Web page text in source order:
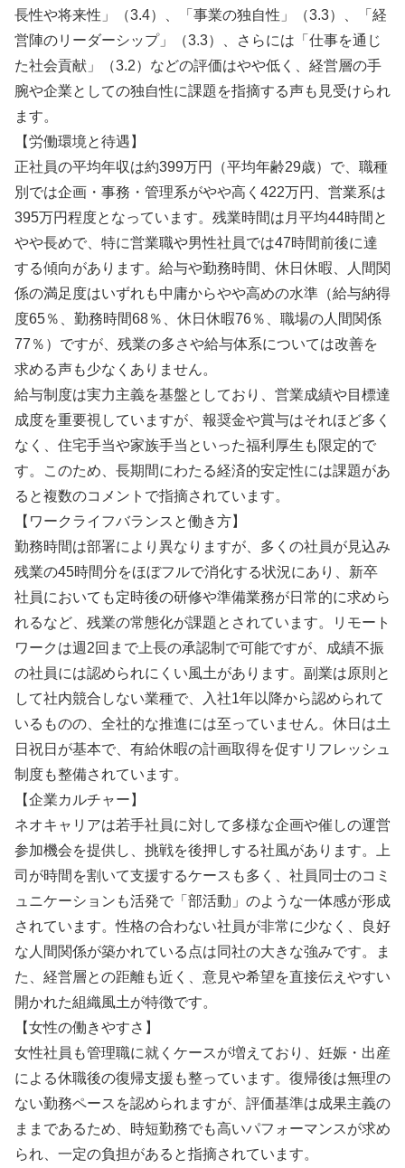
長性や将来性」（3.4）、「事業の独自性」（3.3）、「経
営陣のリーダーシップ」（3.3）、さらには「仕事を通じ
た社会貢献」（3.2）などの評価はやや低く、経営層の手
腕や企業としての独自性に課題を指摘する声も見受けられ
ます。
【労働環境と待遇】
正社員の平均年収は約399万円（平均年齢29歳）で、職種
別では企画・事務・管理系がやや高く422万円、営業系は
395万円程度となっています。残業時間は月平均44時間と
やや長めで、特に営業職や男性社員では47時間前後に達
する傾向があります。給与や勤務時間、休日休暇、人間関
係の満足度はいずれも中庸からやや高めの水準（給与納得
度65％、勤務時間68％、休日休暇76％、職場の人間関係
77％）ですが、残業の多さや給与体系については改善を
求める声も少なくありません。
給与制度は実力主義を基盤としており、営業成績や目標達
成度を重要視していますが、報奨金や賞与はそれほど多く
なく、住宅手当や家族手当といった福利厚生も限定的で
す。このため、長期間にわたる経済的安定性には課題があ
ると複数のコメントで指摘されています。
【ワークライフバランスと働き方】
勤務時間は部署により異なりますが、多くの社員が見込み
残業の45時間分をほぼフルで消化する状況にあり、新卒
社員においても定時後の研修や準備業務が日常的に求めら
れるなど、残業の常態化が課題とされています。リモート
ワークは週2回まで上長の承認制で可能ですが、成績不振
の社員には認められにくい風土があります。副業は原則と
して社内競合しない業種で、入社1年以降から認められて
いるものの、全社的な推進には至っていません。休日は土
日祝日が基本で、有給休暇の計画取得を促すリフレッシュ
制度も整備されています。
【企業カルチャー】
ネオキャリアは若手社員に対して多様な企画や催しの運営
参加機会を提供し、挑戦を後押しする社風があります。上
司が時間を割いて支援するケースも多く、社員同士のコミ
ュニケーションも活発で「部活動」のような一体感が形成
されています。性格の合わない社員が非常に少なく、良好
な人間関係が築かれている点は同社の大きな強みです。ま
た、経営層との距離も近く、意見や希望を直接伝えやすい
開かれた組織風土が特徴です。
【女性の働きやすさ】
女性社員も管理職に就くケースが増えており、妊娠・出産
による休職後の復帰支援も整っています。復帰後は無理の
ない勤務ペースを認められますが、評価基準は成果主義の
ままであるため、時短勤務でも高いパフォーマンスが求め
られ、一定の負担があると指摘されています。